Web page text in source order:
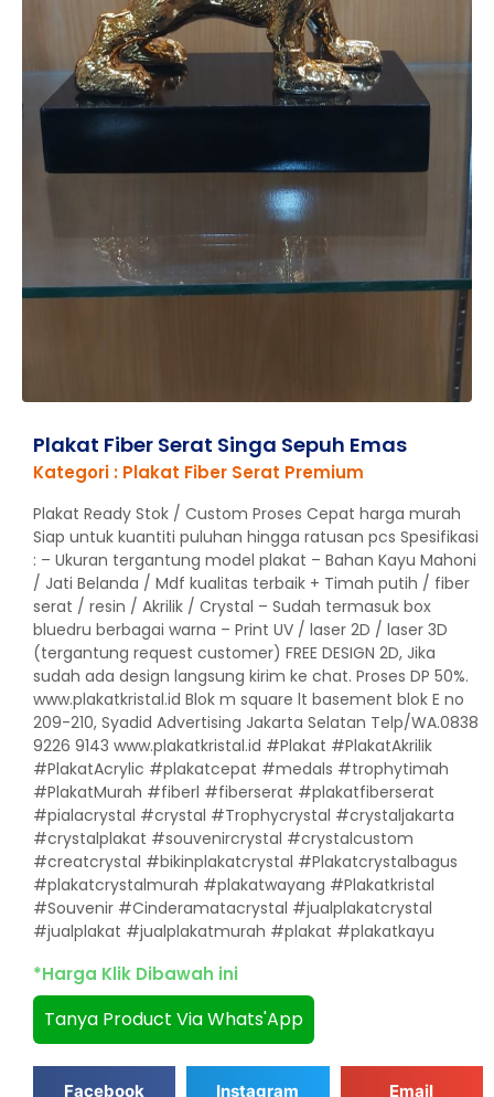
Plakat Fiber Serat Singa Sepuh Emas
Kategori : Plakat Fiber Serat Premium
Plakat Ready Stok / Custom Proses Cepat harga murah
Siap untuk kuantiti puluhan hingga ratusan pcs Spesifikasi
: – Ukuran tergantung model plakat – Bahan Kayu Mahoni
/ Jati Belanda / Mdf kualitas terbaik + Timah putih / fiber
serat / resin / Akrilik / Crystal – Sudah termasuk box
bluedru berbagai warna – Print UV / laser 2D / laser 3D
(tergantung request customer) FREE DESIGN 2D, Jika
sudah ada design langsung kirim ke chat. Proses DP 50%.
www.plakatkristal.id Blok m square lt basement blok E no
209-210, Syadid Advertising Jakarta Selatan Telp/WA.0838
9226 9143 www.plakatkristal.id #Plakat #PlakatAkrilik
#PlakatAcrylic #plakatcepat #medals #trophytimah
#PlakatMurah #fiberl #fiberserat #plakatfiberserat
#pialacrystal #crystal #Trophycrystal #crystaljakarta
#crystalplakat #souvenircrystal #crystalcustom
#creatcrystal #bikinplakatcrystal #Plakatcrystalbagus
#plakatcrystalmurah #plakatwayang #Plakatkristal
#Souvenir #Cinderamatacrystal #jualplakatcrystal
#jualplakat #jualplakatmurah #plakat #plakatkayu
*Harga Klik Dibawah ini
Tanya Product Via Whats'App
Facebook Instagram Email